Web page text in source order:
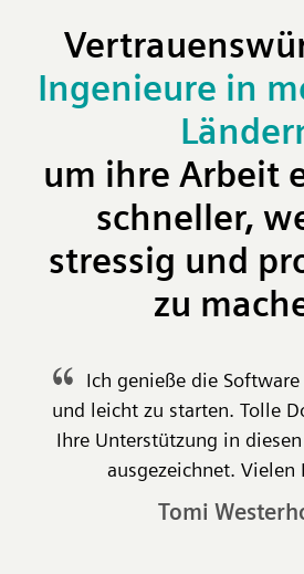
Ingenieure in
um ihre Arbeit
schneller,
stressig und
zu
Ich genieße die
und leicht zu starten. Tolle
Ihre Unterstützung in
ausgezeichnet. Vielen
Tomi